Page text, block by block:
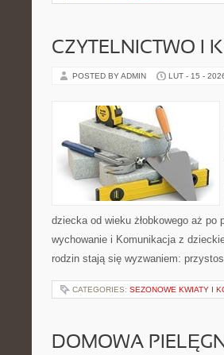
CZYTELNICTWO I
POSTED BY ADMIN LUT - 15 -
dziecka od wieku żłobkowego aż
wychowanie i Komunikacja z
rodzin stają się wyzwaniem:
CATEGORIES: SEZONOWE KWIATY I
DOMOWA